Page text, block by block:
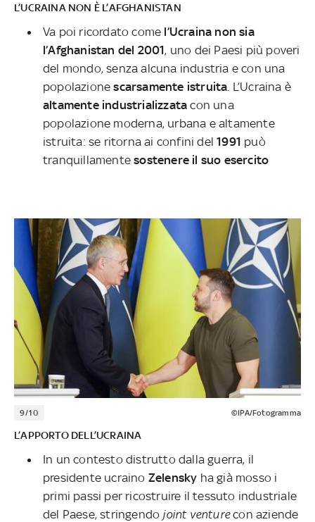
L’UCRAINA NON È L’AFGHANISTAN
Va poi ricordato come l’Ucraina non sia
l’Afghanistan del 2001, uno dei Paesi più poveri
del mondo, senza alcuna industria e con una
popolazionescarsamente istruita . L’Ucraina è
altamente industrializzatacon una
popolazione moderna, urbana e altamente
istruita: se ritorna ai confini del1991 può
tranquillamentesostenere il suo esercito
9/10 ©IPA/Fotogramma
L’APPORTO DELL’UCRAINA
In un contesto distrutto dalla guerra, il
presidente ucraino Zelensky ha già mosso i
primi passi per ricostruire il tessuto industriale
del Paese, stringendo joint venturecon aziende